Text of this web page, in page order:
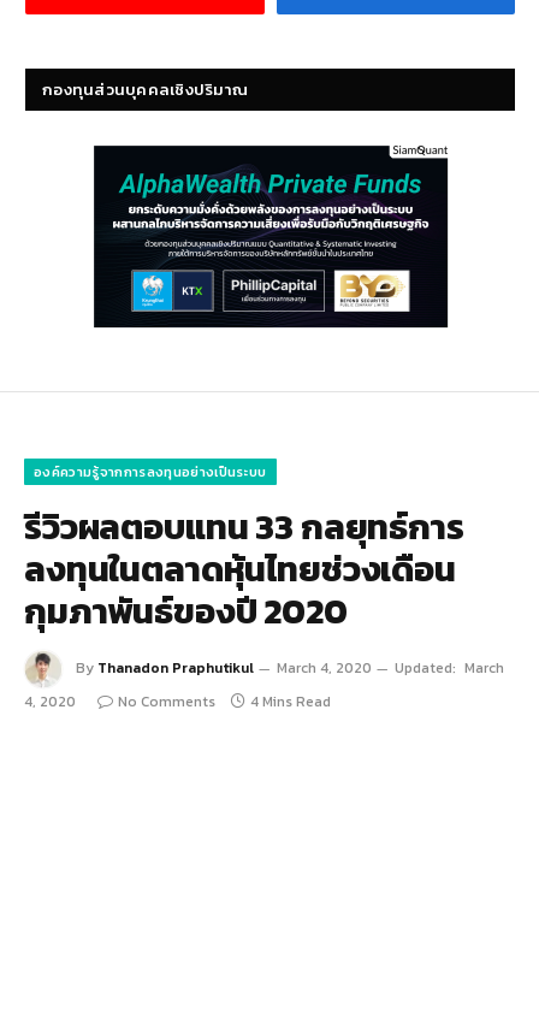
กองทุนส่วนบุคคลเชิงปริมาณ
องค์ความรู้จากการลงทุนอย่างเป็นระบบ
รีวิวผลตอบแทน 33 กลยุทธ์การ
ลงทุนในตลาดหุ้นไทยช่วงเดือน
กุมภาพันธ์ของปี 2020
By Thanadon Praphutikul March 4, 2020 Updated: March
4, 2020
No Comments 4 Mins Read